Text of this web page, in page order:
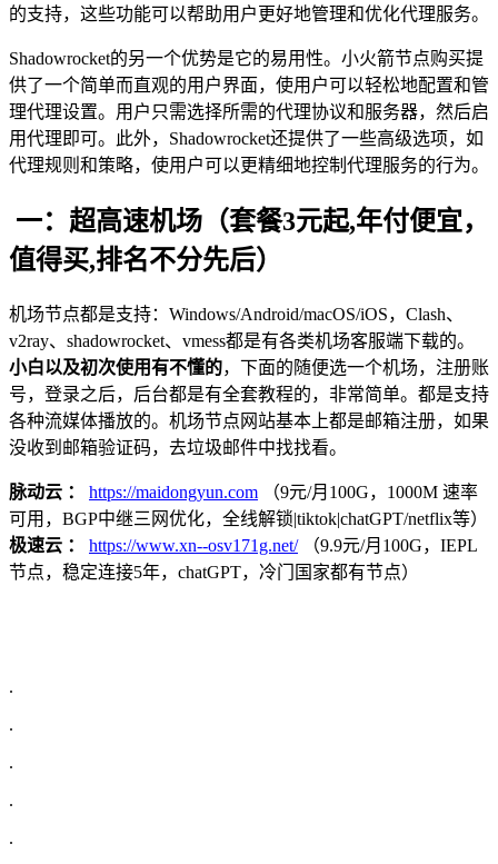
的支持，这些功能可以帮助用户更好地管理和优化代理服务。
Shadowrocket的另一个优势是它的易用性。小火箭节点购买提
供了一个简单而直观的用户界面，使用户可以轻松地配置和管
理代理设置。用户只需选择所需的代理协议和服务器，然后启
用代理即可。此外，Shadowrocket还提供了一些高级选项，如
代理规则和策略，使用户可以更精细地控制代理服务的行为。
一：超高速机场（套餐3元起,年付便宜，
值得买,排名不分先后）
机场节点都是支持：Windows/Android/macOS/iOS，Clash、
v2ray、shadowrocket、vmess都是有各类机场客服端下载的。
小白以及初次使用有不懂的，下面的随便选一个机场，注册账
号，登录之后，后台都是有全套教程的，非常简单。都是支持
各种流媒体播放的。机场节点网站基本上都是邮箱注册，如果
没收到邮箱验证码，去垃圾邮件中找找看。
脉动云 ： https://maidongyun.com （9元/月100G，1000M 速率
可用，BGP中继三网优化，全线解锁|tiktok|chatGPT/netflix等）
极速云 ：
https://www.xn--osv171g.net/（9.9元/月100G，IEPL
节点，稳定连接5年，chatGPT，冷门国家都有节点）
.
.
.
.
.